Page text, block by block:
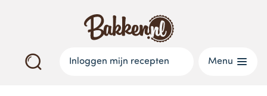
Inloggen mijn recepten Menu